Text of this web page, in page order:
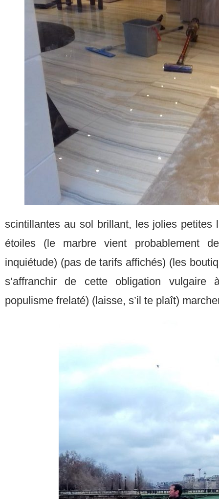
scintillantes au sol brillant, les jolies petites
étoiles (le marbre vient probablement
inquiétude) (pas de tarifs affichés) (les
s’affranchir de cette obligation vulgaire
populisme frelaté) (laisse, s’il te plaît)